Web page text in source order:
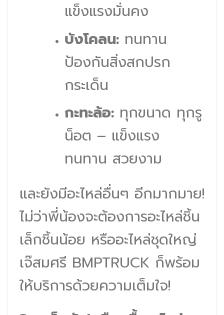
แข็งแรงมั่นคง
บังโคลน:ทนทาน
ป้องกันสิ่งสกปรก
กระเด็น
กะทะล้อ:ทุกขนาด ทุกรู
น็อต – แข็งแรง
ทนทาน สวยงาม
และยังมีอะไหล่อื่นๆ อีกมากมาย!
ไม่ว่าพี่น้องจะต้องการอะไหล่ชิ้น
เล็กชิ้นน้อย หรืออะไหล่ชุดใหญ่
เจ๊สมศรี BMPTRUCK ก็พร้อม
ให้บริการด้วยความเต็มใจ!